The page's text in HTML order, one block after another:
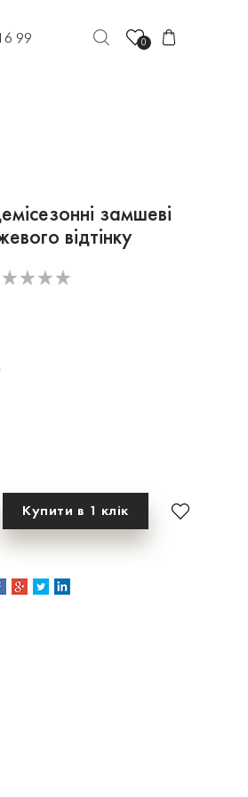
99 0
замшеві
відтінку
Купити в 1 клік